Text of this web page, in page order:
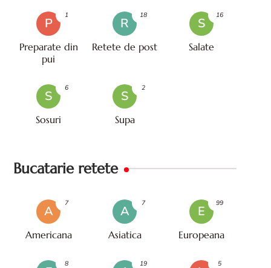
P
Preparate din
pui
1
R
Retete de post
18
S
Salate
16
S
Sosuri
6
S
Supa
2
Bucatarie retete
A
Americana
7
A
Asiatica
7
E
Europeana
99
8 19 5